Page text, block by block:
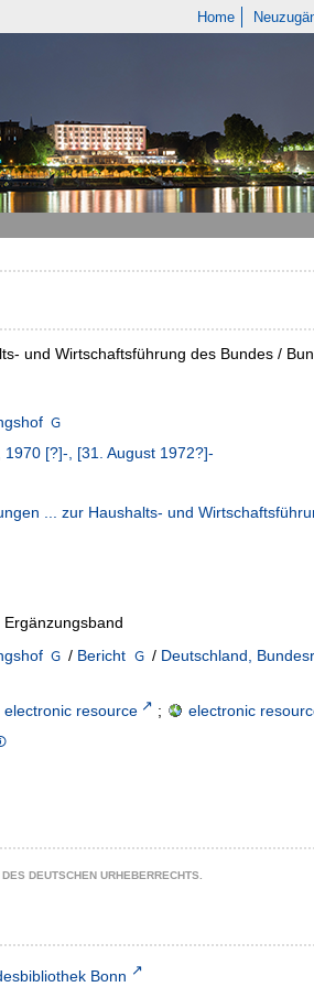
Home
und Wirtschaftsführung des Bundes /
1970 [?]-, [31. August 1972?]-
... zur Haushalts- und
/ Bericht / Deutschland,
electronic resource ;
electronic
DEUTSCHEN URHEBERRECHTS.
Bonn